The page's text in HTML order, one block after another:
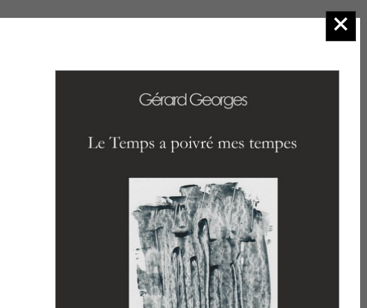
2.Poésie
l'agenda
Consulter la
Manifestations
venez nous
retrouver dans
les salons du
livre et les
actions
auxquelles nous
participons. Nous
serons heureux
de vous